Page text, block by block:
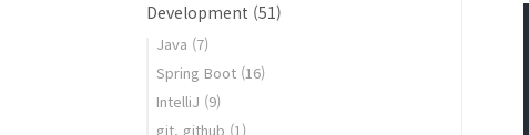
Development (51)
Java (7)
Spring Boot (16)
IntelliJ (9)
git, github (1)